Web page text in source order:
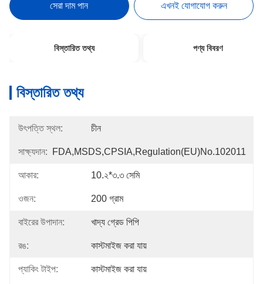
সেরা দাম পান এখনই যোগাযোগ করুন
বিস্তারিত তথ্য পণ্য বিবরণ
বিস্তারিত তথ্য
উৎপত্তি স্থল: চীন
সাক্ষ্যদান: FDA,MSDS,CPSIA,Regulation(EU)no.102011
আকার: 10.২*৩.৩ সেমি
ওজন: 200 গ্রাম
বাইরের উপাদান: খাদ্য গ্রেড পিপি
রঙ: কাস্টমাইজ করা যায়
প্যাকিং টাইপ: কাস্টমাইজ করা যায়